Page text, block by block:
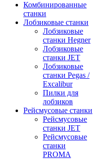
Комбинированные
станки
Лобзиковые станки
Лобзиковые
станки Hegner
Лобзиковые
станки JET
Лобзиковые
станки Pegas /
Excalibur
Пилки для
лобзиков
Рейсмусовые станки
Рейсмусовые
станки JET
Рейсмусовые
станки
PROMA